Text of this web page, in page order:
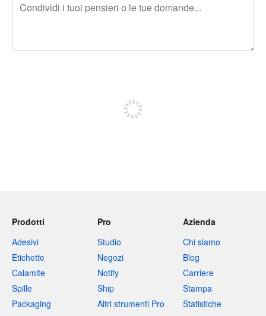
Prodotti
Adesivi
Etichette
Calamite
Spille
Packaging
Pro
Studio
Negozi
Notify
Ship
Altri strumenti Pro
Azienda
Chi siamo
Blog
Carriere
Stampa
Statistiche